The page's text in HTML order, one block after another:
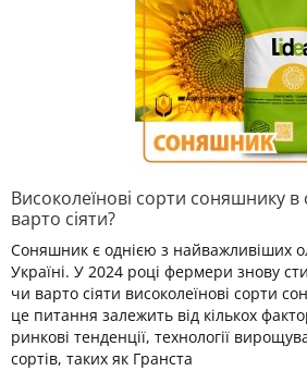
Високолеїнові сорти соняшнику в
варто сіяти?
Соняшник є однією з найважливіших
Україні. У 2024 році фермери знову
чи варто сіяти високолеїнові сорти
це питання залежить від кількох
ринкові тенденції, технології
сортів, таких як Гранста